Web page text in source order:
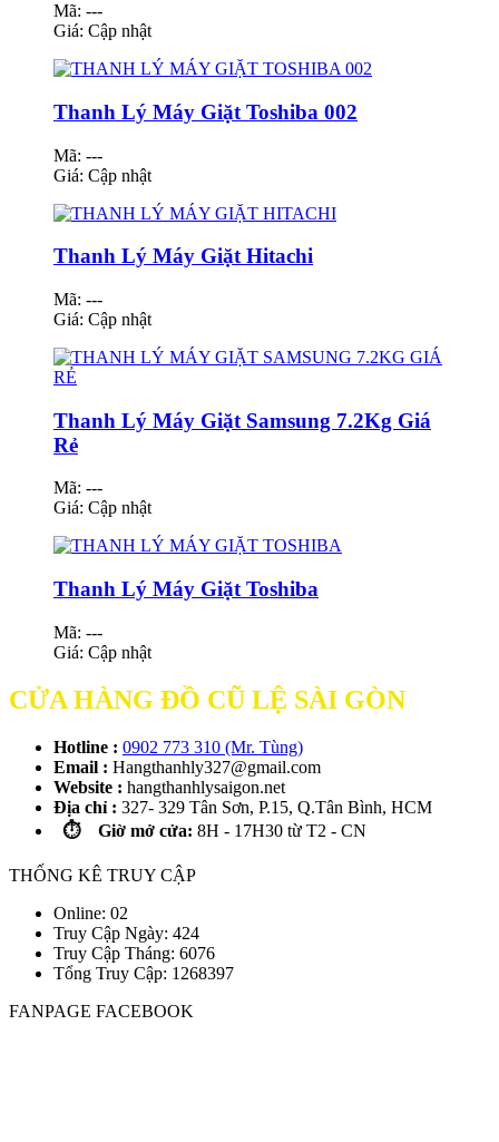
Mã: ---
Giá: Cập nhật
Thanh Lý Máy Giặt Toshiba 002
Mã: ---
Giá: Cập nhật
Thanh Lý Máy Giặt Hitachi
Mã: ---
Giá: Cập nhật
Thanh Lý Máy Giặt Samsung 7.2Kg Giá
Rẻ
Mã: ---
Giá: Cập nhật
Thanh Lý Máy Giặt Toshiba
Mã: ---
Giá: Cập nhật
CỬA HÀNG ĐỒ CŨ LỆ SÀI GÒN
Hotline : 0902 773 310 (Mr. Tùng)
Email : Hangthanhly327@gmail.com
Website : hangthanhlysaigon.net
Địa chỉ : 327- 329 Tân Sơn, P.15, Q.Tân Bình, HCM
⏱️ Giờ mở cửa: 8H - 17H30 từ T2 - CN
THỐNG KÊ TRUY CẬP
Online: 02
Truy Cập Ngày: 424
Truy Cập Tháng: 6076
Tổng Truy Cập: 1 268397
FANPAGE FACEBOOK